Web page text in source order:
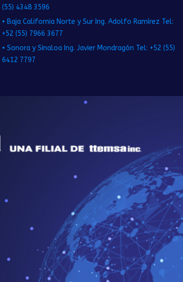
(55) 4348 3596
• Baja California Norte y Sur Ing. Adolfo Ramírez Tel:
+52 (55) 7966 3677
• Sonora y Sinaloa Ing. Javier Mondragón Tel: +52 (55)
6412 7797